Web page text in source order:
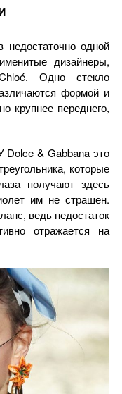
одной
дизайнеры,
Одно стекло
формой и
крупнее переднего,
Dolce & Gabbana это
которые
получают здесь
им не страшен.
ведь недостаток
отражается на